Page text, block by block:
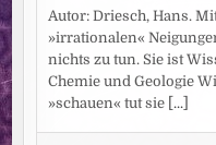
Autor: Driesch, Hans.
»irrationalen«
nichts zu tun. Sie ist
Chemie und Geologie
»schauen« tut sie [...]